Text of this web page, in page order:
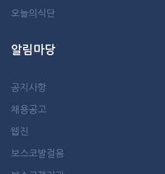
오늘의식단
알림마당
공지사항
채용공고
웹진
보스코발걸음